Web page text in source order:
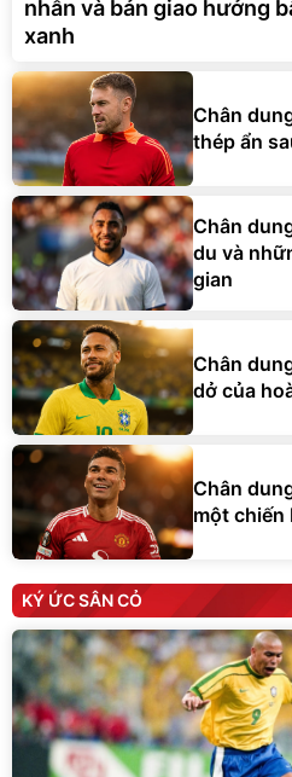
nhẫn và bản giao hưởng
xanh
Chân
thép ẩn
Chân
du và
gian
Chân
dở của
Chân
một chiến
KÝ ỨC SÂN CỎ